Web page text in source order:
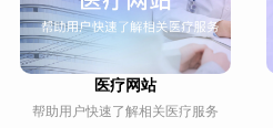
医疗网站
帮助用户快速了解相关医疗服务